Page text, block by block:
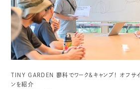
TINY GARDEN 蓼科でワーク&キャンプ！ オフサ
ンを紹介